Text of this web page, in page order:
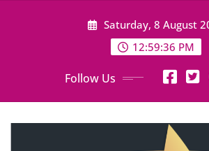
Saturday, 8 August
12:59:38 PM
Follow Us